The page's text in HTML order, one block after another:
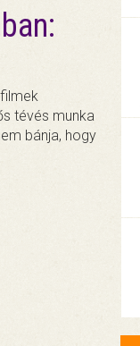
tévés munka
bánja, hogy